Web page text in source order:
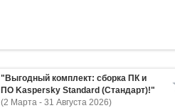
"Выгодный комплект: сборка ПК и
ПО Kaspersky Standard (Стандарт)!"
(2 Марта - 31 Августа 2026)